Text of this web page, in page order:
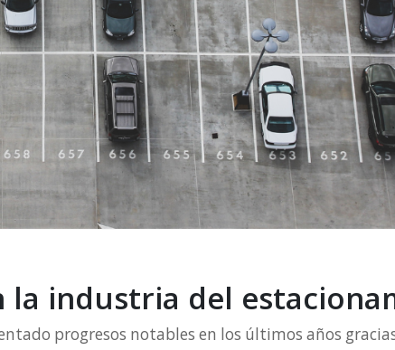
la industria del
progresos notables en los últimos años